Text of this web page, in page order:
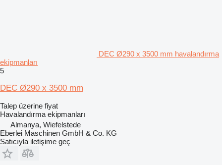
DEC Ø290 x 3500 mm havalandırma
ekipmanları
5
DEC Ø290 x 3500 mm
Talep üzerine fiyat
Havalandırma ekipmanları
Almanya, Wiefelstede
Eberlei Maschinen GmbH & Co. KG
Satıcıyla iletişime geç